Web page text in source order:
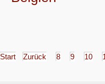
Start Zurück 8 9 10